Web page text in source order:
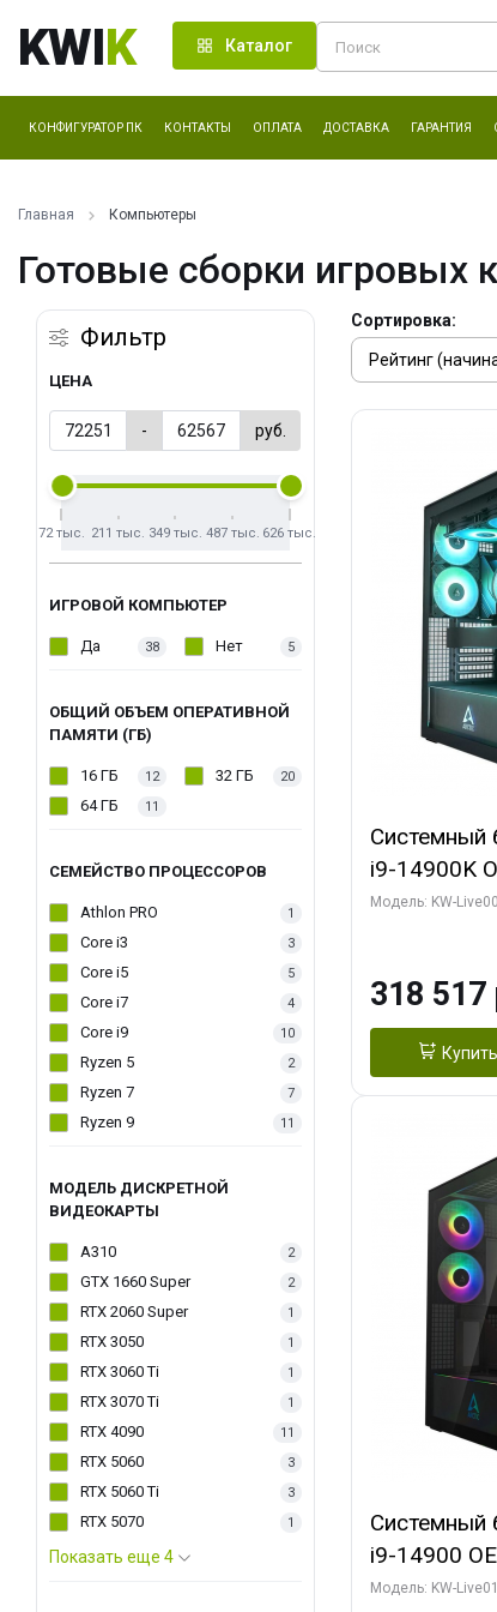
KWIK Каталог
КОНФИГУРАТОР ПК КОНТАКТЫ ОПЛАТА ДОСТАВКА ГАРАНТИЯ
Главная Компьютеры
Готовые сборки игровых
Фильтр
ЦЕНА
- руб.
72 тыс. 211 тыс. 349 тыс. 487 тыс. 626 тыс.
ИГРОВОЙ КОМПЬЮТЕР
Да 38 Нет 5
ОБЩИЙ ОБЪЕМ ОПЕРАТИВНОЙ
ПАМЯТИ (ГБ)
16 ГБ 12 32 ГБ 20
64 ГБ 11
СЕМЕЙСТВО ПРОЦЕССОРОВ
Athlon PRO 1
Core i3 3
Core i5 5
Core i7 4
Core i9 10
Ryzen 5 2
Ryzen 7 7
Ryzen 9 11
МОДЕЛЬ ДИСКРЕТНОЙ
ВИДЕОКАРТЫ
A310 2
GTX 1660 Super 2
RTX 2060 Super 1
RTX 3050 1
RTX 3060 Ti 1
RTX 3070 Ti 1
RTX 4090 11
RTX 5060 3
RTX 5060 Ti 3
RTX 5070 1
Показать еще 4
Сортировка:
Системный
i9-14900K
7, C24
GDDR7
Модель: KW-
318 517
Купить
Системный
i9-14900
C24 16EC/
Модель: KW-